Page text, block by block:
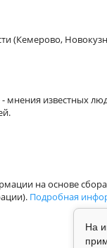
(Кемерово,
мнения известных
на основе
Подробная
На